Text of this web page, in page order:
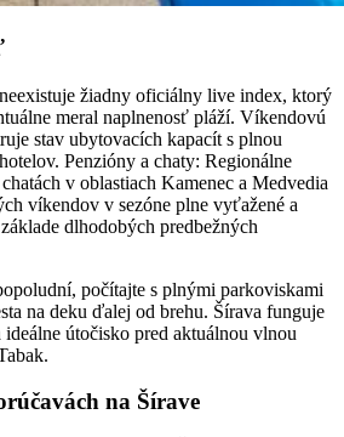
žiadny oficiálny live index, ktorý
meral naplnenosť pláží. Víkendovú
stav ubytovacích kapacít s plnou
Penzióny a chaty: Regionálne
v oblastiach Kamenec a Medvedia
víkendov v sezóne plne vyťažené a
dlhodobých predbežných
počítajte s plnými parkoviskami
na deku ďalej od brehu. Šírava funguje
ideálne útočisko pred aktuálnou vlnou
na Šírave